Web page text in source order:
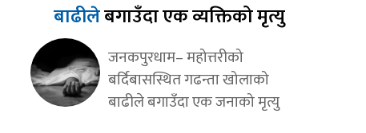
बाढीलेबगाउँदा एक व्यक्तिको मृत्यु
जनकपुरधाम– महोत्तरीको
बर्दिबासस्थित गढन्ता खोलाको
बाढीले बगाउँदा एक जनाको मृत्यु